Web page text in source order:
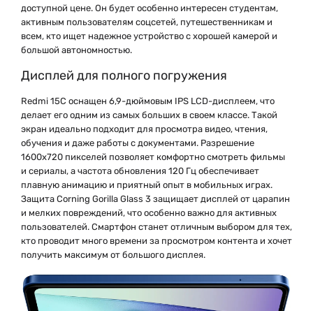
доступной цене. Он будет особенно интересен студентам,
активным пользователям соцсетей, путешественникам и
всем, кто ищет надежное устройство с хорошей камерой и
большой автономностью.
Дисплей для полного погружения
Redmi 15C оснащен 6,9-дюймовым IPS LCD-дисплеем, что
делает его одним из самых больших в своем классе. Такой
экран идеально подходит для просмотра видео, чтения,
обучения и даже работы с документами. Разрешение
1600x720 пикселей позволяет комфортно смотреть фильмы
и сериалы, а частота обновления 120 Гц обеспечивает
плавную анимацию и приятный опыт в мобильных играх.
Защита Corning Gorilla Glass 3 защищает дисплей от царапин
и мелких повреждений, что особенно важно для активных
пользователей. Смартфон станет отличным выбором для тех,
кто проводит много времени за просмотром контента и хочет
получить максимум от большого дисплея.